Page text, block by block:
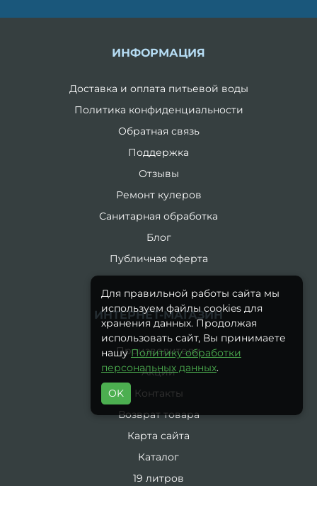
ИНФОРМАЦИЯ
Доставка и оплата питьевой воды
Политика конфиденциальности
Обратная связь
Поддержка
Отзывы
Ремонт кулеров
Санитарная обработка
Блог
Публичная оферта
ИНТЕРНЕТ-МАГАЗИН
Производители
Акции
Контакты
Возврат товара
Карта сайта
Каталог
19 литров
Для правильной работы сайта мы
используем файлы cookies для
хранения данных. Продолжая
использовать сайт, Вы принимаете
нашуПолитику обработки
персональных данных.
OK